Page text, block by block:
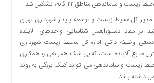
و ساماندهی مناطق ۲۲ گانه، تشکیل شد.
کل محیط زیست و توسعه پایدار شهرداری تهران
بر مفاد دستورالعمل شناسایی واحدهای آلاینده
وظیفه ذاتی اداره کل محیط زیست شهرداری
منابع آلاینده است، که بی شک همراهی و همکاری
زیست و ساماندهی می تواند کمک بزرگی به روند
داشته باشد.